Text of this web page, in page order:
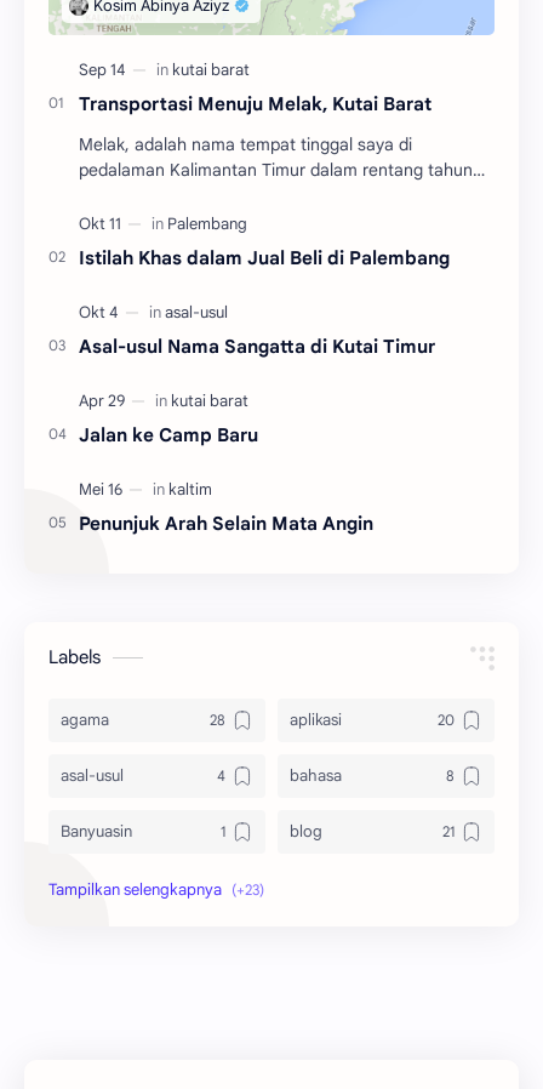
Transportasi Menuju Melak, Kutai Barat
Melak, adalah nama tempat tinggal saya di
pedalaman Kalimantan Timur dalam rentang tahun
kecamatan y…
Istilah Khas dalam Jual Beli di Palembang
Asal-usul Nama Sangatta di Kutai Timur
Jalan ke Camp Baru
Penunjuk Arah Selain Mata Angin
Labels
agama aplikasi
asal-usul bahasa
Banyuasin blog
bola